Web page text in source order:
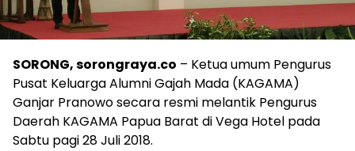
SORONG, sorongraya.co – Ketua umum Pengurus
Pusat Keluarga Alumni Gajah Mada (KAGAMA)
Ganjar Pranowo secara resmi melantik Pengurus
Daerah KAGAMA Papua Barat di Vega Hotel pada
Sabtu pagi 28 Juli 2018.